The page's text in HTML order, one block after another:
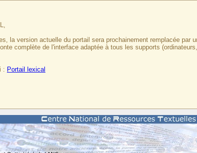
la version actuelle du portail sera prochainement remplacée par
complète de l'interface adaptée à tous les supports
: Portail lexical